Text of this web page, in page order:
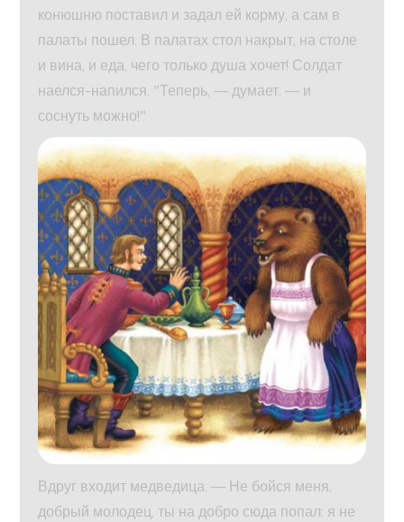
конюшню поставил и задал ей корму, а сам в
палаты пошел. В палатах стол накрыт, на столе
и вина, и еда, чего только душа хочет! Солдат
наелся-напился. "Теперь, — думает, — и
соснуть можно!"
Вдруг входит медведица: — Не бойся меня,
добрый молодец, ты на добро сюда попал: я не